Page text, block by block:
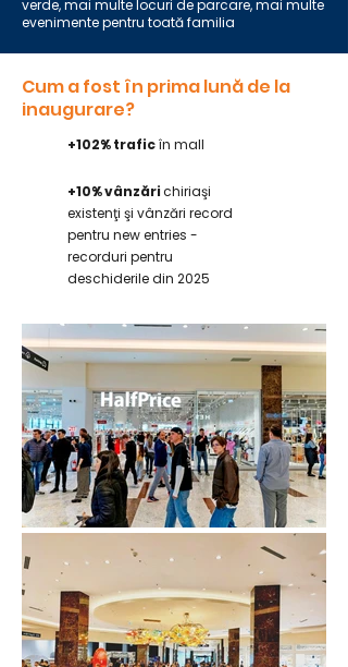
verde, mai multe locuri de parcare, mai multe
evenimente pentru toată familia
Cum a fost în prima lună de la
inaugurare?
+102% traficîn mall
+10% vânzărichiriaşi
existenţi şi vânzări record
pentru new entries -
recorduri pentru
deschiderile din 2025